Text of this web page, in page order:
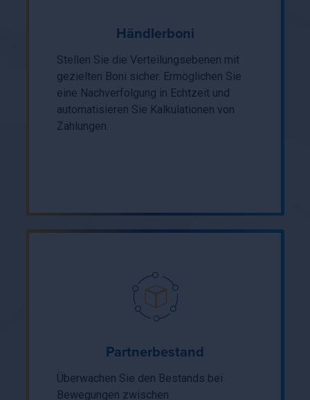
Händlerboni
Stellen Sie die Verteilungsebenen mit
gezielten Boni sicher. Ermöglichen Sie
eine Nachverfolgung in Echtzeit und
automatisieren Sie Kalkulationen von
Zahlungen.
Partnerbestand
Überwachen Sie den Bestands bei
Bewegungen zwischen